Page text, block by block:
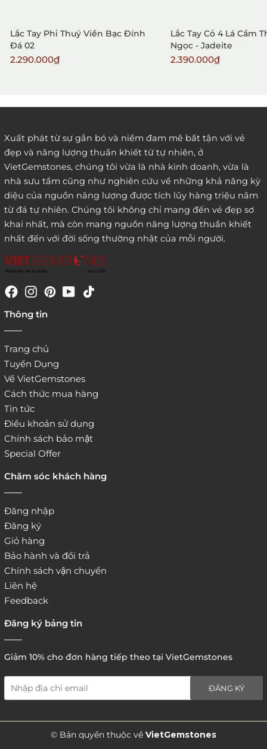
3. Đặt hàng thông quaemail hay chat trực tiếp với
chúng tôi:
website:
5. Hình thức thanh toán
Lắc Tay Phỉ Thuý Viền Bạc Đính
Đá 02
2.290.000₫
Lắc Tay Cỏ 4 Lá Cẩm
Ngọc - Jadeite
2.390.000₫
Xuất phát từ sự gắn bó và niềm đam mê bất tận với vẻ
đẹp và năng lượng thuần khiết từ tự nhiên, ở
VietGemstones, chúng tôi vừa là nhà kinh doanh, vừa là
nhà sưu tầm cũng như nghiên cứu về những khả năng kỳ
diệu của nguồn năng lượng được tích lũy hàng triệu năm
từ đá tự nhiên. Chúng tôi không chỉ mang đến vẻ đẹp sơ
khai nhất, mà còn mang nguồn năng lượng thuần khiết
nhất đến với đời sống thường nhật của mỗi người.
Thông tin
Trang chủ
Tuyển Dụng
Về VietGemstones
Cách thức mua hàng
Tin tức
Điều khoản sử dụng
Chính sách bảo mật
Special Offer
Chăm sóc khách hàng
Đăng nhập
Đăng ký
Giỏ hàng
Bảo hành và đổi trả
Chính sách vận chuyển
Liên hệ
Feedback
Đăng ký bảng tin
Giảm 10% cho đơn hàng tiếp theo tại VietGemstones
ĐĂNG KÝ
© Bản quyền thuộc về VietGemstones